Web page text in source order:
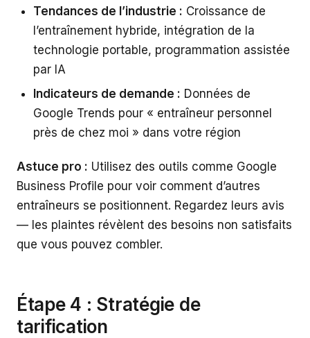
Tendances de l’industrie : Croissance de
l’entraînement hybride, intégration de la
technologie portable, programmation assistée
par IA
Indicateurs de demande : Données de
Google Trends pour « entraîneur personnel
près de chez moi » dans votre région
Astuce pro : Utilisez des outils comme Google
Business Profile pour voir comment d’autres
entraîneurs se positionnent. Regardez leurs avis
— les plaintes révèlent des besoins non satisfaits
que vous pouvez combler.
Étape 4 : Stratégie de
tarification